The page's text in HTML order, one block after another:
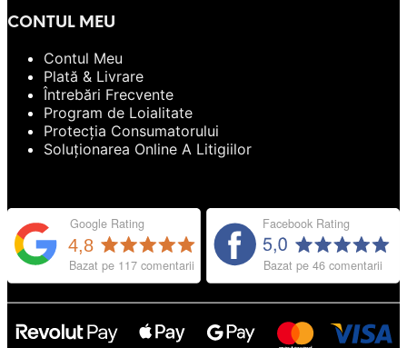
CONTUL MEU
Contul Meu
Plată & Livrare
Întrebări Frecvente
Program de Loialitate
Protecția Consumatorului
Soluționarea Online A Litigiilor